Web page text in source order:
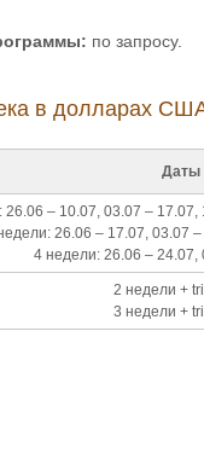
по запросу.
в долларах
Даты
26.06 – 10.07, 03.07 –
26.06 – 17.07, 03.07
4 недели: 26.06 – 24.07,
2 недели +
3 недели +